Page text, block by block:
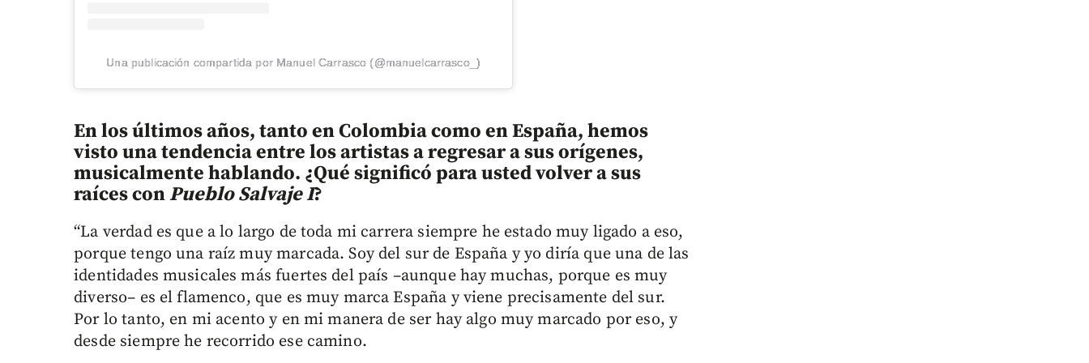
Una publicación compartida por Manuel Carrasco (@manuelcarrasco_)
En los últimos años, tanto en Colombia como en España, hemos
visto una tendencia entre los artistas a regresar a sus orígenes,
musicalmente hablando. ¿Qué significó para usted volver a sus
raíces con Pueblo Salvaje I?
“La verdad es que a lo largo de toda mi carrera siempre he estado muy ligado a eso,
porque tengo una raíz muy marcada. Soy del sur de España y yo diría que una de las
identidades musicales más fuertes del país –aunque hay muchas, porque es muy
diverso– es el flamenco, que es muy marca España y viene precisamente del sur.
Por lo tanto, en mi acento y en mi manera de ser hay algo muy marcado por eso, y
desde siempre he recorrido ese camino.